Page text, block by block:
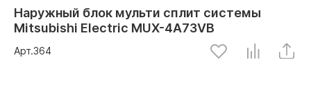
Наружный блок мульти сплит системы
Mitsubishi Electric MUX-4A73VB
Арт.364